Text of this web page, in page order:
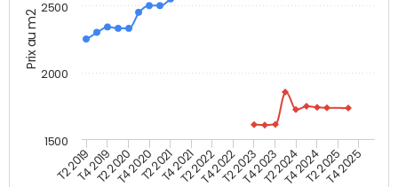
Prix au m2
T2 2019T4 2019T2 2020T4 2020T2 2021T4 2021T2 2022T4 2022T2 2023T4 2023T2 2024T4 2024T2 2025T4 2025
1500
2000
2500